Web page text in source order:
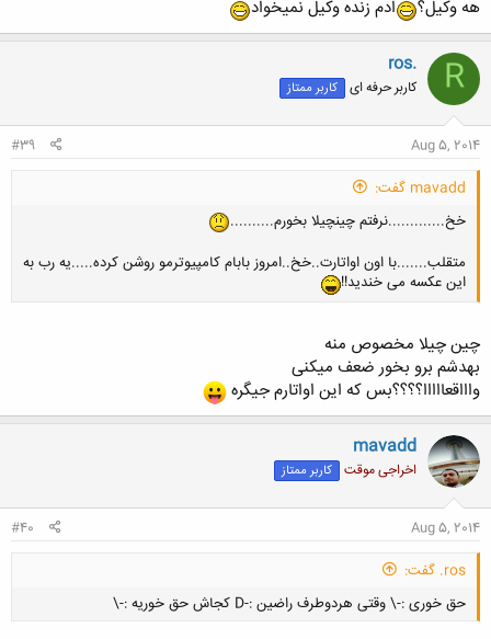
هه وکیل؟ ادم زنده وکیل نمیخواد
R
ros.
کاربر حرفه ای کاربر ممتاز
Aug 5, 2014
#39
mavadd گفت:
خخ.............نرفتم چینچیلا بخورم..........
متقلب.......با اون اواتارت..خخ..امروز بابام کامپیوترمو روشن کرده.....یه رب به
این عکسه می خندید!!
چین چیلا مخصوص منه
بهدشم برو بخور ضعف میکنی
واااقعااااا؟؟؟؟بس که این اواتارم جیگره
mavadd
اخراجی موقت کاربر ممتاز
Aug 5, 2014
#40
ros. گفت:
حق خوری :-\ وقتی هردوطرف راضین :-D کجاش حق خوریه :-\